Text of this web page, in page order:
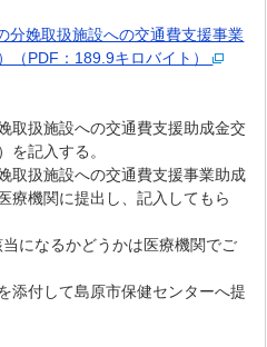
分娩取扱施設への交通費支援事業
（PDF：189.9キロバイト）
取扱施設への交通費支援助成金交
を記入する。
取扱施設への交通費支援事業助成
療機関に提出し、記入してもら
なるかどうかは医療機関でご
添付して島原市保健センターへ提